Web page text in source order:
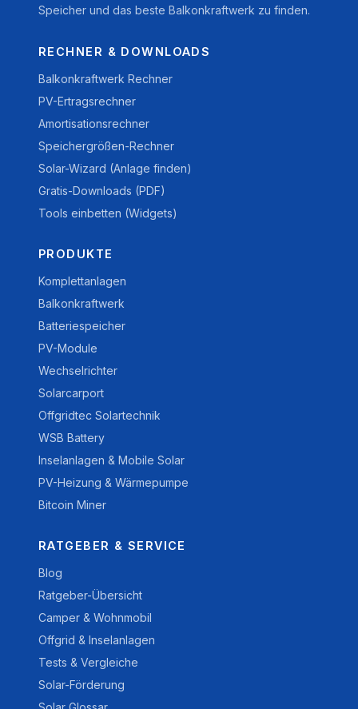
Speicher und das beste Balkonkraftwerk zu finden.
RECHNER & DOWNLOADS
Balkonkraftwerk Rechner
PV-Ertragsrechner
Amortisationsrechner
Speichergrößen-Rechner
Solar-Wizard (Anlage finden)
Gratis-Downloads (PDF)
Tools einbetten (Widgets)
PRODUKTE
Komplettanlagen
Balkonkraftwerk
Batteriespeicher
PV-Module
Wechselrichter
Solarcarport
Offgridtec Solartechnik
WSB Battery
Inselanlagen & Mobile Solar
PV-Heizung & Wärmepumpe
Bitcoin Miner
RATGEBER & SERVICE
Blog
Ratgeber-Übersicht
Camper & Wohnmobil
Offgrid & Inselanlagen
Tests & Vergleiche
Solar-Förderung